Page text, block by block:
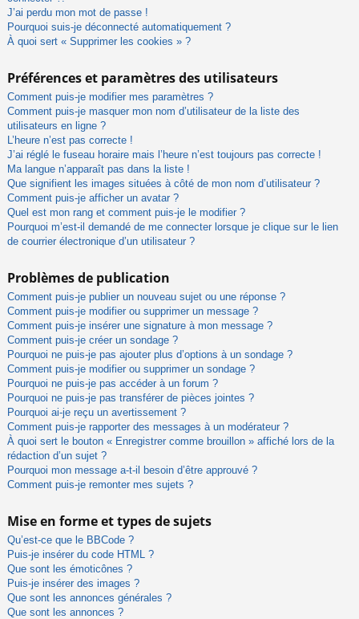
J’ai perdu mon mot de passe !
Pourquoi suis-je déconnecté automatiquement ?
À quoi sert « Supprimer les cookies » ?
Préférences et paramètres des utilisateurs
Comment puis-je modifier mes paramètres ?
Comment puis-je masquer mon nom d’utilisateur de la liste des
utilisateurs en ligne ?
L’heure n’est pas correcte !
J’ai réglé le fuseau horaire mais l’heure n’est toujours pas correcte !
Ma langue n’apparaît pas dans la liste !
Que signifient les images situées à côté de mon nom d’utilisateur ?
Comment puis-je afficher un avatar ?
Quel est mon rang et comment puis-je le modifier ?
Pourquoi m’est-il demandé de me connecter lorsque je clique sur le lien
de courrier électronique d’un utilisateur ?
Problèmes de publication
Comment puis-je publier un nouveau sujet ou une réponse ?
Comment puis-je modifier ou supprimer un message ?
Comment puis-je insérer une signature à mon message ?
Comment puis-je créer un sondage ?
Pourquoi ne puis-je pas ajouter plus d’options à un sondage ?
Comment puis-je modifier ou supprimer un sondage ?
Pourquoi ne puis-je pas accéder à un forum ?
Pourquoi ne puis-je pas transférer de pièces jointes ?
Pourquoi ai-je reçu un avertissement ?
Comment puis-je rapporter des messages à un modérateur ?
À quoi sert le bouton « Enregistrer comme brouillon » affiché lors de la
rédaction d’un sujet ?
Pourquoi mon message a-t-il besoin d’être approuvé ?
Comment puis-je remonter mes sujets ?
Mise en forme et types de sujets
Qu’est-ce que le BBCode ?
Puis-je insérer du code HTML ?
Que sont les émoticônes ?
Puis-je insérer des images ?
Que sont les annonces générales ?
Que sont les annonces ?